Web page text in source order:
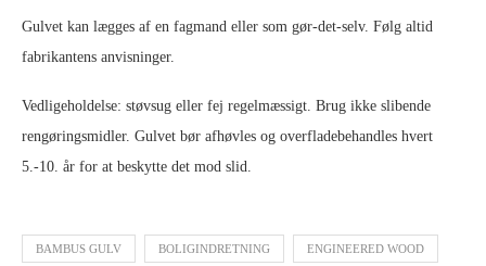
Gulvet kan lægges af en fagmand eller som gør-det-selv. Følg altid
fabrikantens anvisninger.
Vedligeholdelse: støvsug eller fej regelmæssigt. Brug ikke slibende
rengøringsmidler. Gulvet bør afhøvles og overfladebehandles hvert
5.-10. år for at beskytte det mod slid.
BAMBUS GULV BOLIGINDRETNING ENGINEERED WOOD